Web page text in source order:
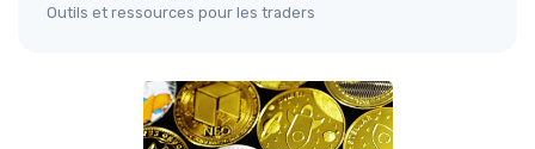
Outils et ressources pour les traders